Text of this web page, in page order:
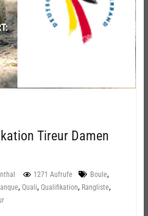
Tireur Damen
1271 Aufrufe Boule,
, Quali, Qualifikation, Rangliste,